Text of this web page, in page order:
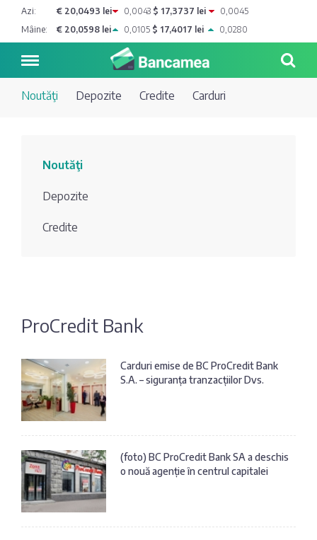
Azi: € 20,0493 lei 0,0043 $ 17,3737 lei
0,0045
Mâine:
€ 20,0598 lei 0,0105 $ 17,4017 lei 0,0280
bancher
Fotografia
Citatul
zilei
Comerțbank
FinComBank
Maib
Moldindconbank
OTP Bank
Sondaj
Noutăţi Depozite Credite Carduri
Noutăţi
Depozite
Credite
ProCredit Bank
Carduri emise de BC ProCredit Bank
S.A. – siguranța tranzacțiilor Dvs.
(foto) BC ProCredit Bank SA a deschis
o nouă agenție în centrul capitalei